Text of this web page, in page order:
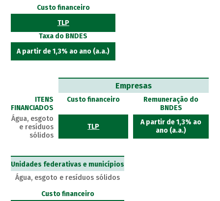
Custo financeiro
TLP
Taxa do BNDES
A partir de 1,3% ao ano (a.a.)
Empresas
ITENS
FINANCIADOS
Custo financeiro
Remuneração do
BNDES
Água, esgoto
e resíduos
sólidos
TLP
A partir de 1,3% ao
ano (a.a.)
Unidades federativas e municípios
Água, esgoto e resíduos sólidos
Custo financeiro